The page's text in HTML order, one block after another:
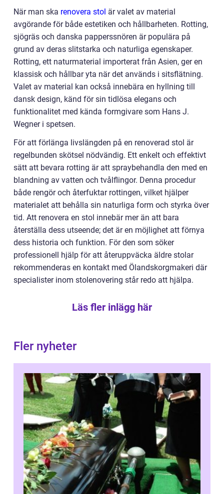
När man ska renovera stol är valet av material
avgörande för både estetiken och hållbarheten. Rotting,
sjögräs och danska papperssnören är populära på
grund av deras slitstarka och naturliga egenskaper.
Rotting, ett naturmaterial importerat från Asien, ger en
klassisk och hållbar yta när det används i sitsflätning.
Valet av material kan också innebära en hyllning till
dansk design, känd för sin tidlösa elegans och
funktionalitet med kända formgivare som Hans J.
Wegner i spetsen.
För att förlänga livslängden på en renoverad stol är
regelbunden skötsel nödvändig. Ett enkelt och effektivt
sätt att bevara rotting är att spraybehandla den med en
blandning av vatten och tvålflingor. Denna procedur
både rengör och återfuktar rottingen, vilket hjälper
materialet att behålla sin naturliga form och styrka över
tid. Att renovera en stol innebär mer än att bara
återställa dess utseende; det är en möjlighet att förnya
dess historia och funktion. För den som söker
professionell hjälp för att återuppväcka äldre stolar
rekommenderas en kontakt med Ölandskorgmakeri där
specialister inom stolenovering står redo att hjälpa.
Läs fler inlägg här
Fler nyheter